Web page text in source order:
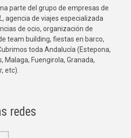
parte del grupo de empresas de
, agencia de viajes especializada
de ocio, organización de
team building, fiestas en barco,
toda Andalucía (Estepona,
Malaga, Fuengirola, Granada,
etc).
redes